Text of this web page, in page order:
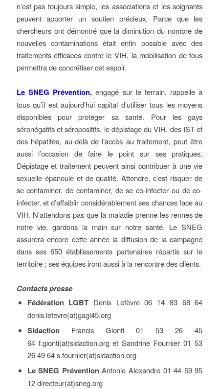
n’est pas toujours simple, les associations et les soignants
peuvent apporter un soutien précieux. Parce que les
chercheurs ont démontré que la diminution du nombre de
nouvelles contaminations était enfin possible avec des
traitements efficaces contre le VIH, la mobilisation de tous
permettra de concrétiser cet espoir.
Le SNEG Prévention,engagé sur le terrain, rappelle à
tous qu’il est aujourd’hui capital d’utiliser tous les moyens
disponibles pour protéger sa santé. Pour les gays
séronégatifs et séropositifs, le dépistage du VIH, des IST et
des hépatites, au-delà de l’accès au traitement, peut être
aussi l’occasion de faire le point sur ses pratiques.
Dépistage et traitement peuvent ainsi contribuer à une vie
sexuelle épanouie et de qualité. Attendre, c’est risquer de
se contaminer, de contaminer, de se co-infecter ou de co-
infecter, et d’affaiblir considérablement ses chances face au
VIH. N’attendons pas que la maladie prenne les rennes de
notre vie, gardons la main sur notre santé. Le SNEG
assurera encore cette année la diffusion de la campagne
dans ses 650 établissements partenaires répartis sur le
territoire ; ses équipes iront aussi à la rencontre des clients.
Contacts presse
Fédération LGBT Denis Lefèvre 06 14 83 68 64
denis.lefevre(at)gagl45.org
SidactionFrancis Gionti 01 53 26 45
64 f.gionti(at)sidaction.org et Sandrine Fournier 01 53
26 49 64 s.fournier(at)sidaction.org
Le SNEG PréventionAntonio Alexandre 01 44 59 95
12 directeur(at)sneg.org